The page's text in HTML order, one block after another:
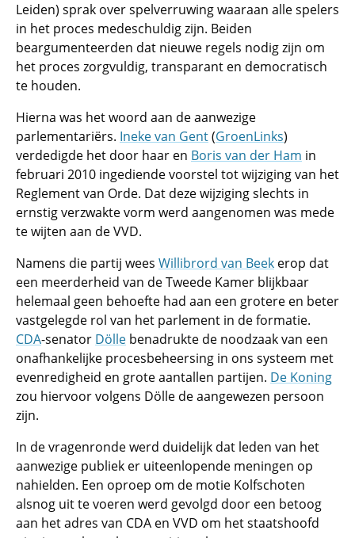
Leiden) sprak over spelverruwing waaraan alle spelers
in het proces medeschuldig zijn. Beiden
beargumenteerden dat nieuwe regels nodig zijn om
het proces zorgvuldig, transparant en democratisch
te houden.
Hierna was het woord aan de aanwezige
parlementariërs. Ineke van Gent(GroenLinks)
verdedigde het door haar en Boris van der Ham in
februari 2010 ingediende voorstel tot wijziging van het
Reglement van Orde. Dat deze wijziging slechts in
ernstig verzwakte vorm werd aangenomen was mede
te wijten aan de VVD.
Namens die partij wees Willibrord van Beek erop dat
een meerderheid van de Tweede Kamer blijkbaar
helemaal geen behoefte had aan een grotere en beter
vastgelegde rol van het parlement in de formatie.
CDA-senator Dölle benadrukte de noodzaak van een
onafhankelijke procesbeheersing in ons systeem met
evenredigheid en grote aantallen partijen. De Koning
zou hiervoor volgens Dölle de aangewezen persoon
zijn.
In de vragenronde werd duidelijk dat leden van het
aanwezige publiek er uiteenlopende meningen op
nahielden. Een oproep om de motie Kolfschoten
alsnog uit te voeren werd gevolgd door een betoog
aan het adres van CDA en VVD om het staatshoofd